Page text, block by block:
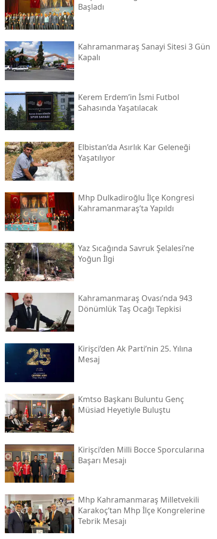
Başladı
Kahramanmaraş Sanayi Sitesi 3 Gün
Kapalı
Kerem Erdem’in İsmi Futbol
Sahasında Yaşatılacak
Elbistan’da Asırlık Kar Geleneği
Yaşatılıyor
Mhp Dulkadiroğlu İlçe Kongresi
Kahramanmaraş’ta Yapıldı
Yaz Sıcağında Savruk Şelalesi’ne
Yoğun İlgi
Kahramanmaraş Ovası’nda 943
Dönümlük Taş Ocağı Tepkisi
Kirişci’den Ak Parti’nin 25. Yılına
Mesaj
Kmtso Başkanı Buluntu Genç
Müsi̇ad Heyetiyle Buluştu
Kirişci’den Milli Bocce Sporcularına
Başarı Mesajı
Mhp Kahramanmaraş Milletvekili
Karakoç’tan Mhp İlçe Kongrelerine
Tebrik Mesajı